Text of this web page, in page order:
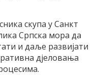
скупа у Санкт
Српска мора да
и даље развијати
дјеловања